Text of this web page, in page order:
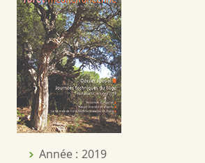
Année : 2019